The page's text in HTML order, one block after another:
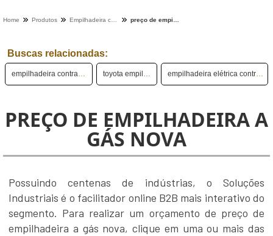
Home Produtos
Buscas relacionadas:
empilhadeira contrabalançada toyota empilhadeira empilhadeira elétrica contrabalançada
PREÇO DE EMPILHADEIRA A
GÁS NOVA
Possuindo centenas de indústrias, o Soluções
Industriais é o facilitador online B2B mais interativo do
segmento. Para realizar um orçamento de preço de
empilhadeira a gás nova, clique em uma ou mais das